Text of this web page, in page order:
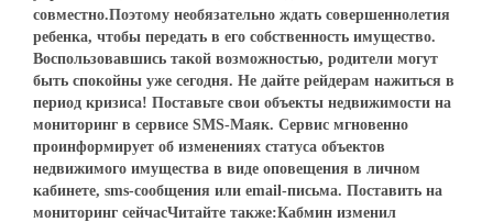
совместно.Поэтому необязательно ждать совершеннолетия
ребенка, чтобы передать в его собственность имущество.
Воспользовавшись такой возможностью, родители могут
быть спокойны уже сегодня. Не дайте рейдерам нажиться в
период кризиса! Поставьте свои объекты недвижимости на
мониторинг в сервисе SMS-Маяк. Сервис мгновенно
проинформирует об изменениях статуса объектов
недвижимого имущества в виде оповещения в личном
кабинете, sms-сообщения или email-письма. Поставить на
мониторинг сейчасЧитайте также:Кабмин изменил